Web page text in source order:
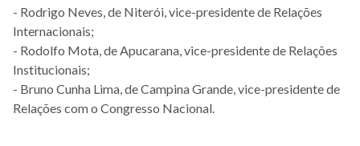
- Rodrigo Neves, de Niterói, vice-presidente de Relações
Internacionais;
- Rodolfo Mota, de Apucarana, vice-presidente de Relações
Institucionais;
- Bruno Cunha Lima, de Campina Grande, vice-presidente de
Relações com o Congresso Nacional.